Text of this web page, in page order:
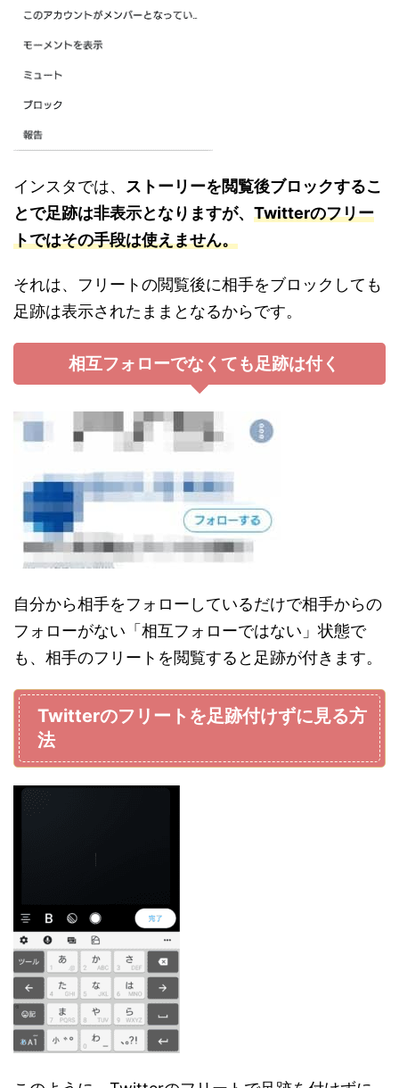
インスタでは、 ストーリーを閲覧後ブロックするこ
とで足跡は非表示となりますが、 Twitterのフリー
トではその手段は使えません。
それは、フリートの閲覧後に相手をブロックしても
足跡は表示されたままとなるからです。
相互フォローでなくても足跡は付く
自分から相手をフォローしているだけで相手からの
フォローがない「相互フォローではない」状態で
も、相手のフリートを閲覧すると足跡が付きます。
Twitterのフリートを足跡付けずに見る方
法